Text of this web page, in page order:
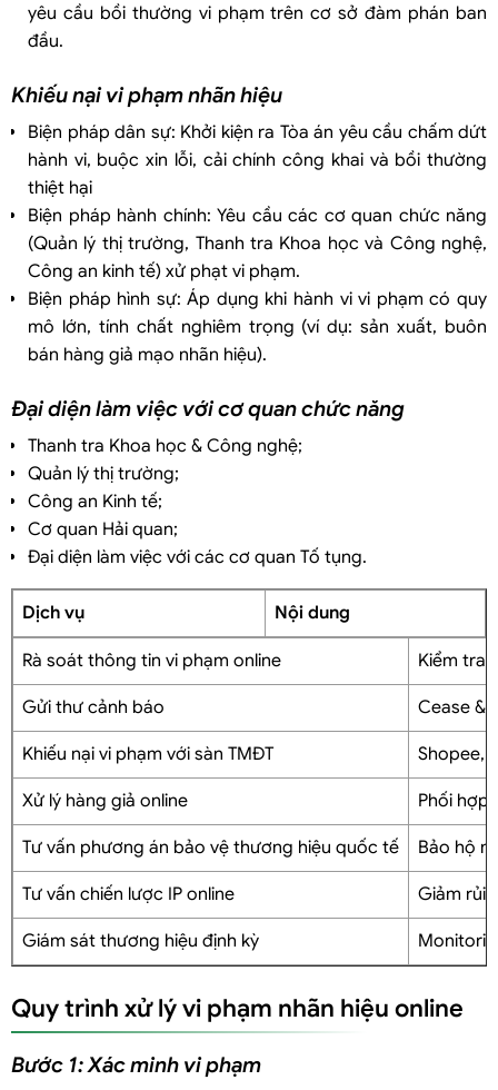
yêu cầu bồi thường vi phạm trên cơ sở đàm phán ban
đầu.
Khiếu nại vi phạm nhãn hiệu
Biện pháp dân sự: Khởi kiện ra Tòa án yêu cầu chấm dứt
hành vi, buộc xin lỗi, cải chính công khai và bồi thường
thiệt hại
Biện pháp hành chính: Yêu cầu các cơ quan chức năng
(Quản lý thị trường, Thanh tra Khoa học và Công nghệ,
Công an kinh tế) xử phạt vi phạm.
Biện pháp hình sự: Áp dụng khi hành vi vi phạm có quy
mô lớn, tính chất nghiêm trọng (ví dụ: sản xuất, buôn
bán hàng giả mạo nhãn hiệu).
Đại diện làm việc với cơ quan chức năng
Thanh tra Khoa học & Công nghệ;
Quản lý thị trường;
Công an Kinh tế;
Cơ quan Hải quan;
Đại diện làm việc với các cơ quan Tố tụng.
Dịch vụ Nội dung
Rà soát thông tin vi phạm online Kiểm tra
Gửi thư cảnh báo Cease &
Khiếu nại vi phạm với sàn TMĐT Shopee,
Xử lý hàng giả online Phối hợp
Tư vấn phương án bảo vệ thương hiệu quốc tế Bảo hộ
Tư vấn chiến lược IP online Giảm rủi
Giám sát thương hiệu định kỳ
Quy trình xử lý vi phạm nhãn hiệu online
Bước 1: Xác minh vi phạm